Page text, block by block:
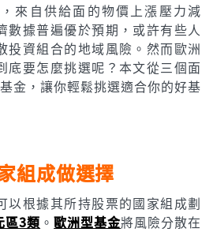
來自供給面的物價上漲壓力減
數據普遍優於預期，或許有些人
投資組合的地域風險。然而歐洲
底要怎麼挑選呢？本文從三個面
金，讓你輕鬆挑選適合你的好基
組成做選擇
以根據其所持股票的國家組成劃
區3類 。歐洲型基金將風險分散在